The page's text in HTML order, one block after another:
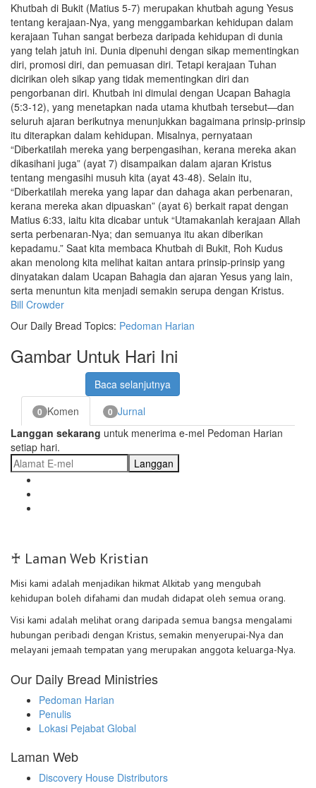
Khutbah di Bukit (Matius 5-7) merupakan khutbah agung Yesus
tentang kerajaan-Nya, yang menggambarkan kehidupan dalam
kerajaan Tuhan sangat berbeza daripada kehidupan di dunia
yang telah jatuh ini. Dunia dipenuhi dengan sikap mementingkan
diri, promosi diri, dan pemuasan diri. Tetapi kerajaan Tuhan
dicirikan oleh sikap yang tidak mementingkan diri dan
pengorbanan diri. Khutbah ini dimulai dengan Ucapan Bahagia
(5:3-12), yang menetapkan nada utama khutbah tersebut—dan
seluruh ajaran berikutnya menunjukkan bagaimana prinsip-prinsip
itu diterapkan dalam kehidupan. Misalnya, pernyataan
“Diberkatilah mereka yang berpengasihan, kerana mereka akan
dikasihani juga” (ayat 7) disampaikan dalam ajaran Kristus
tentang mengasihi musuh kita (ayat 43-48). Selain itu,
“Diberkatilah mereka yang lapar dan dahaga akan perbenaran,
kerana mereka akan dipuaskan” (ayat 6) berkait rapat dengan
Matius 6:33, iaitu kita dicabar untuk “Utamakanlah kerajaan Allah
serta perbenaran-Nya; dan semuanya itu akan diberikan
kepadamu.” Saat kita membaca Khutbah di Bukit, Roh Kudus
akan menolong kita melihat kaitan antara prinsip-prinsip yang
dinyatakan dalam Ucapan Bahagia dan ajaran Yesus yang lain,
serta menuntun kita menjadi semakin serupa dengan Kristus.
Bill Crowder
Our Daily Bread Topics: Pedoman Harian
Gambar Untuk Hari Ini
Baca selanjutnya
0 Komen 0 Jurnal
Langgan sekarang untuk menerima e-mel Pedoman Harian
setiap hari.
Langgan
♰ Laman Web Kristian
Misi kami adalah menjadikan hikmat Alkitab yang mengubah
kehidupan boleh difahami dan mudah didapat oleh semua orang.
Visi kami adalah melihat orang daripada semua bangsa mengalami
hubungan peribadi dengan Kristus, semakin menyerupai-Nya dan
melayani jemaah tempatan yang merupakan anggota keluarga-Nya.
Our Daily Bread Ministries
Pedoman Harian
Penulis
Lokasi Pejabat Global
Laman Web
Discovery House Distributors